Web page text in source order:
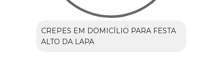
CREPES EM DOMICÍLIO PARA FESTA
ALTO DA LAPA